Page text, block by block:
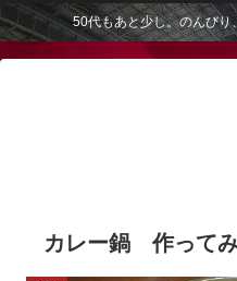
50代もあと少し。のんび
カレー鍋 作って